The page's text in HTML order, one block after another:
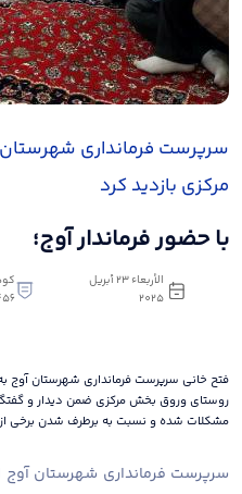
سرپرست فرمانداری
مرکزی بازدید کرد
با حضور فرماندار آوج؛
الأربعاء ٢٣ أبريل
٢٠٢٥
فتح خانی سرپرست فرمانداری شهرستان آوج
روستای وروق بخش مرکزی ضمن دیدار و گفتگو
مشکلات شده و نسبت به برطرف شدن برخی از
سرپرست فرمانداری شهرستان